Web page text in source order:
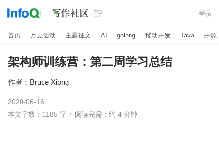
 登录
首页 月更活动 主题征文 AI golang 移动开发 Java 开源
架构师训练营：第二周学习总结
作者： Bruce Xiong
2020-06-16
本文字数：1185 字
阅读完需：约 4 分钟